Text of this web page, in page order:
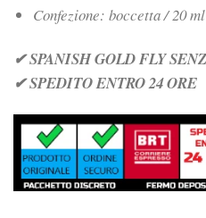
Confezione: boccetta / 20 ml
✔ SPANISH GOLD FLY
✔ SPEDITO ENTRO 24 ORE